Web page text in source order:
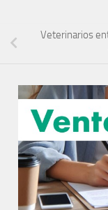
Veterinarios